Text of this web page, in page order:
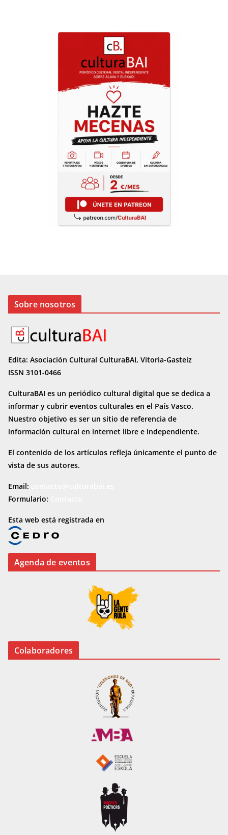
Sobre nosotros
Edita: Asociación Cultural CulturaBAI, Vitoria-Gasteiz
ISSN 3101-0466
CulturaBAI es un periódico cultural digital que se dedica a
informar y cubrir eventos culturales en el País Vasco.
Nuestro objetivo es ser un sitio de referencia de
información cultural en internet libre e independiente.
El contenido de los artículos refleja únicamente el punto de
vista de sus autores.
Email:
Formulario:
Esta web está registrada en
Agenda de eventos
Colaboradores